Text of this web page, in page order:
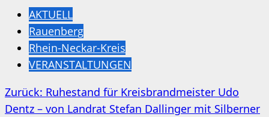
AKTUELL
Rauenberg
Rhein-Neckar-Kreis
VERANSTALTUNGEN
Beitragsnavigation
Zurück: Ruhestand für Kreisbrandmeister Udo
Dentz – von Landrat Stefan Dallinger mit Silberner